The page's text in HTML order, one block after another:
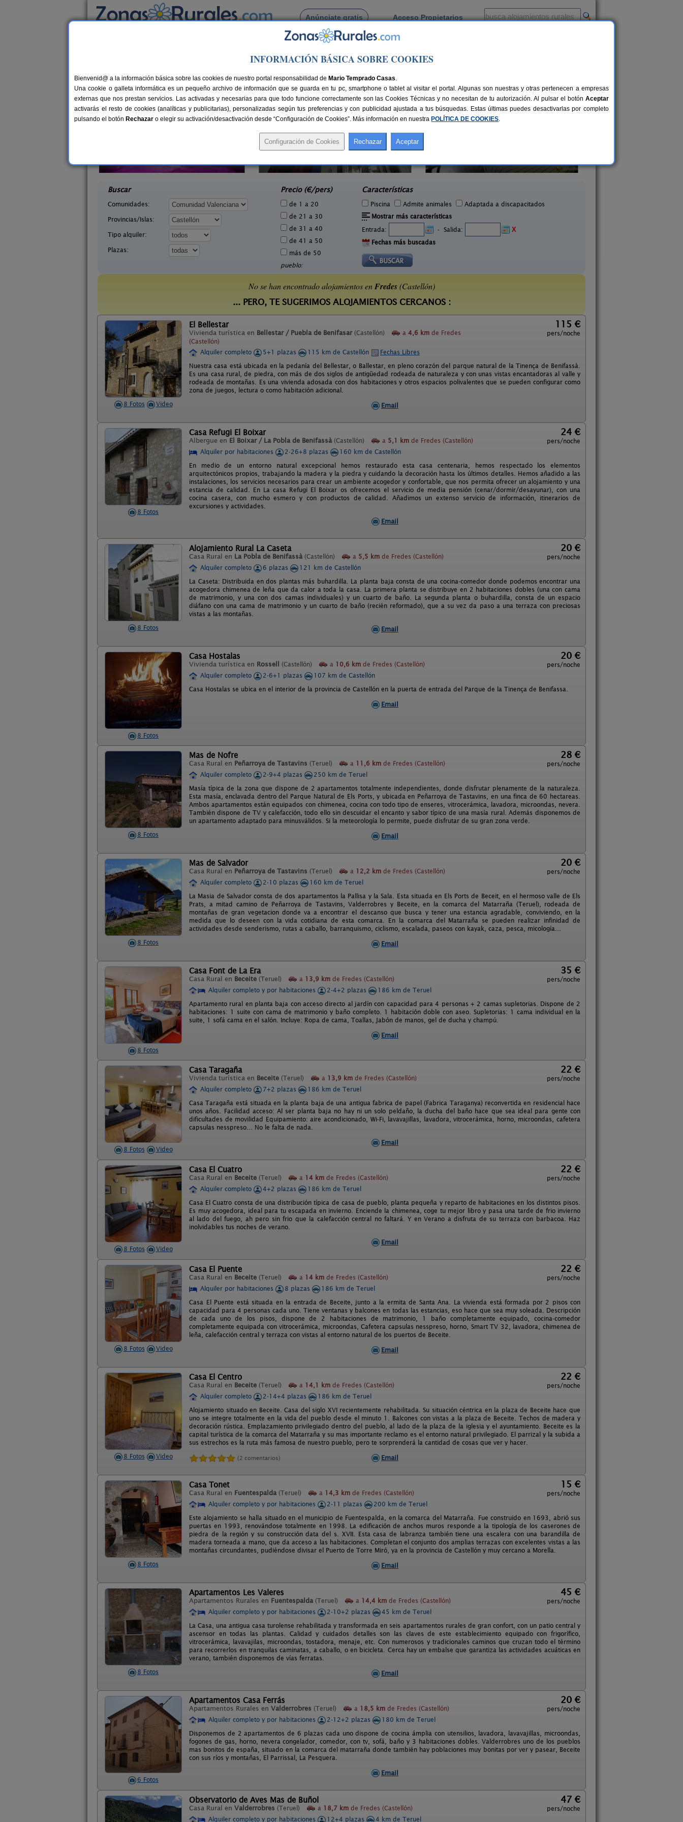
Anúnciate gratis Acceso Propietarios
Busca por pueblo
> Fredes
Casas Rurales cerca de Fredes
Font del Roser
Buscar
Comunidades:
Provincias/Islas:
Tipo alquiler:
Plazas:
Precio (€/pers)
de 1 a 20
de 21 a 30
de 31 a 40
de 41 a 50
más de 50
pueblo:
Características
Piscina Admite animales
Adaptada a discapacitados
Mostrar más características
Entrada:
- Salida:
X
Fechas más buscadas
No se han encontrado alojamientos enFredes(Castellón)
... PERO, TE SUGERIMOS ALOJAMIENTOS CERCANOS :
8 Fotos Video
El Bellestar
Vivienda turística en Bellestar / Puebla de Benifasar (Castellón) a 4,6 km de Fredes
(Castellón)
115 €
pers/noche
Alquiler completo 5+1 plazas 115 km de Castellón
Fechas Libres
Nuestra casa está ubicada en la pedanía del Bellestar, o Ballestar, en pleno corazón del parque natural de la Tinença de Benifassà.
Es una casa rural, de piedra, con más de dos siglos de antigüedad rodeada de naturaleza y con unas vistas encantadoras al valle y
rodeada de montañas. Es una vivienda adosada con dos habitaciones y otros espacios polivalentes que se pueden configurar como
zona de juegos, lectura o como habitación adicional.
Email
8 Fotos
Casa Refugi El Boixar
Albergue en El Boixar / La Pobla de Benifassà (Castellón) a 5,1 km de Fredes (Castellón)
24 €
pers/noche
Alquiler por habitaciones
2-26+8 plazas
160 km de Castellón
En medio de un entorno natural excepcional hemos restaurado esta casa centenaria, hemos respectado los elementos
arquitectónicos propios, trabajando la madera y la piedra y cuidando la decoración hasta los últimos detalles. Hemos añadido a las
instalaciones, los servicios necesarios para crear un ambiente acogedor y confortable, que nos permita ofrecer un alojamiento y una
estancia de calidad. En La casa Refugi El Boixar os ofrecemos el servicio de media pensión (cenar/dormir/desayunar), con una
cocina casera, con mucho esmero y con productos de calidad. Añadimos un extenso servicio de información, itinerarios de
excursiones y actividades.
Email
8 Fotos
Alojamiento Rural La Caseta
Casa Rural en La Pobla de Benifassà (Castellón) a 5,5 km de Fredes (Castellón)
20 €
pers/noche
Alquiler completo
6 plazas
121 km de Castellón
La Caseta: Distribuida en dos plantas más buhardilla. La planta baja consta de una cocina-comedor donde podemos encontrar una
acogedora chimenea de leña que da calor a toda la casa. La primera planta se distribuye en 2 habitaciones dobles (una con cama
de matrimonio, y una con dos camas individuales) y un cuarto de baño. La segunda planta o buhardilla, consta de un espacio
diáfano con una cama de matrimonio y un cuarto de baño (recién reformado), que a su vez da paso a una terraza con preciosas
vistas a las montañas.
Email
8 Fotos
Casa Hostalas
Vivienda turística en Rossell (Castellón) a 10,6 km de Fredes (Castellón)
20 €
pers/noche
Alquiler completo
2-6+1 plazas
107 km de Castellón
Casa Hostalas se ubica en el interior de la provincia de Castellón en la puerta de entrada del Parque de la Tinença de Benifassa.
Email
8 Fotos
Mas de Nofre
Casa Rural en Peñarroya de Tastavins (Teruel) a 11,6 km de Fredes (Castellón)
28 €
pers/noche
Alquiler completo
2-9+4 plazas
250 km de Teruel
Masía típica de la zona que dispone de 2 apartamentos totalmente independientes, donde disfrutar plenamente de la naturaleza.
Esta masía, enclavada dentro del Parque Natural de Els Ports, y ubicada en Peñarroya de Tastavins, en una finca de 60 hectareas.
Ambos apartamentos están equipados con chimenea, cocina con todo tipo de enseres, vitrocerámica, lavadora, microondas, nevera.
También dispone de TV y calefacción, todo ello sin descuidar el encanto y sabor típico de una masía rural. Además disponemos de
un apartamento adaptado para minusválidos. Si la meteorología lo permite, puede disfrutar de su gran zona verde.
Email
8 Fotos
Mas de Salvador
Casa Rural en Peñarroya de Tastavins (Teruel) a 12,2 km de Fredes (Castellón)
20 €
pers/noche
Alquiler completo
2-10 plazas
160 km de Teruel
La Masia de Salvador consta de dos apartamentos la Pallisa y la Sala. Esta situada en Els Ports de Beceit, en el hermoso valle de Els
Prats, a mitad camino de Peñarroya de Tastavins, Valderrobres y Beceite, en la comarca del Matarraña (Teruel), rodeada de
montañas de gran vegetacion donde va a encontrar el descanso que busca y tener una estancia agradable, conviviendo, en la
medida que lo deseen con la vida cotidiana de esta comarca. En la comarca del Matarraña se pueden realizar infinidad de
actividades desde senderismo, rutas a caballo, barranquismo, ciclismo, escalada, paseos con kayak, caza, pesca, micología...
Email
8 Fotos
Casa Font de La Era
Casa Rural en Beceite (Teruel) a 13,9 km de Fredes (Castellón)
35 €
pers/noche
Alquiler completo y por habitaciones
2-4+2 plazas
186 km de Teruel
Apartamento rural en planta baja con acceso directo al jardín con capacidad para 4 personas + 2 camas supletorias. Dispone de 2
habitaciones: 1 suite con cama de matrimonio y baño completo. 1 habitación doble con aseo. Supletorias: 1 cama individual en la
suite, 1 sofá cama en el salón. Incluye: Ropa de cama, Toallas, Jabón de manos, gel de ducha y champú.
Email
8 Fotos Video
Casa Taragaña
Vivienda turística en Beceite (Teruel) a 13,9 km de Fredes (Castellón)
22 €
pers/noche
Alquiler completo
7+2 plazas
186 km de Teruel
Casa Taragaña está situada en la planta baja de una antigua fabrica de papel (Fabrica Taraganya) reconvertida en residencial hace
unos años. Facilidad acceso: Al ser planta baja no hay ni un solo peldaño, la ducha del baño hace que sea ideal para gente con
dificultades de movilidad Equipamiento: aire acondicionado, Wi-Fi, lavavajillas, lavadora, vitrocerámica, horno, microondas, cafetera
capsulas nesspreso... No le falta de nada.
Email
8 Fotos Video
Casa El Cuatro
Casa Rural en Beceite (Teruel) a 14 km de Fredes (Castellón)
22 €
pers/noche
Alquiler completo
4+2 plazas
186 km de Teruel
Casa El Cuatro consta de una distribución típica de casa de pueblo, planta pequeña y reparto de habitaciones en los distintos pisos.
Es muy acogedora, ideal para tu escapada en invierno. Enciende la chimenea, coge tu mejor libro y pasa una tarde de frio invierno
al lado del fuego, ah pero sin frio que la calefacción central no faltará. Y en Verano a disfruta de su terraza con barbacoa. Haz
inolvidables tus noches de verano.
Email
8 Fotos Video
Casa El Puente
Casa Rural en Beceite (Teruel) a 14 km de Fredes (Castellón)
22 €
pers/noche
Alquiler por habitaciones
8 plazas
186 km de Teruel
Casa El Puente está situada en la entrada de Beceite, junto a la ermita de Santa Ana. La vivienda está formada por 2 pisos con
capacidad para 4 personas cada uno. Tiene ventanas y balcones en todas las estancias, eso hace que sea muy soleada. Descripción
de cada uno de los pisos, dispone de 2 habitaciones de matrimonio, 1 baño completamente equipado, cocina-comedor
completamente equipada con vitrocerámica, microondas, Cafetera capsulas nesspreso, horno, Smart TV 32, lavadora, chimenea de
leña, calefacción central y terraza con vistas al entorno natural de los puertos de Beceite.
Email
8 Fotos Video
Casa El Centro
Casa Rural en Beceite (Teruel) a 14,1 km de Fredes (Castellón)
22 €
pers/noche
Alquiler completo
2-14+4 plazas
186 km de Teruel
Alojamiento situado en Beceite. Casa del siglo XVI recientemente rehabilitada. Su situación céntrica en la plaza de Beceite hace que
uno se integre totalmente en la vida del pueblo desde el minuto 1. Balcones con vistas a la plaza de Beceite. Techos de madera y
decoración rústica. Emplazamiento privilegiado dentro del pueblo, al lado de la plaza de la iglesia y el ayuntamiento. Beceite es la
capital turística de la comarca del Matarraña y su mas importante reclamo es el entorno natural privilegiado. El parrizal y la subida a
sus estrechos es la ruta más famosa de nuestro pueblo, pero te sorprenderá la cantidad de cosas que ver y hacer.
(2 comentarios) Email
8 Fotos
Casa Tonet
Casa Rural en Fuentespalda (Teruel) a 14,3 km de Fredes (Castellón)
15 €
pers/noche
Alquiler completo y por habitaciones
2-11 plazas
200 km de Teruel
Este alojamiento se halla situado en el municipio de Fuentespalda, en la comarca del Matarraña. Fue construido en 1693, abrió sus
puertas en 1993, renovándose totalmente en 1998. La edificación de anchos muros responde a la tipología de los caserones de
piedra de la región y su construcción data del s. XVII. Esta casa de labranza también tiene una escalera con una barandilla de
madera torneada a mano, que da acceso a las habitaciones. Completan el conjunto dos amplias terrazas con excelentes vistas a las
montañas circundantes, pudiéndose divisar el Puerto de Torre Miró, ya en la provincia de Castellón y muy cercano a Morella.
Email
8 Fotos
Apartamentos Les Valeres
Apartamentos Rurales en Fuentespalda (Teruel) a 14,4 km de Fredes (Castellón)
45 €
pers/noche
Alquiler completo y por habitaciones
2-10+2 plazas
45 km de Teruel
La Casa, una antigua casa turolense rehabilitada y transformada en seis apartamentos rurales de gran confort, con un patio central y
ascensor en todas las plantas. Calidad y cuidados detalles son las claves de este establecimiento equipado con frigorífico,
vitrocerámica, lavavajilas, microondas, tostadora, menaje, etc. Con numerosos y tradicionales caminos que cruzan todo el término
para recorrerlos en tranquilas caminatas, a caballo, o en bicicleta. Cerca hay un embalse que garantiza las actividades acuáticas en
verano, también disponemos de vías ferratas.
Email
6 Fotos
Apartamentos Casa Ferrás
Apartamentos Rurales en Valderrobres (Teruel) a 18,5 km de Fredes (Castellón)
20 €
pers/noche
Alquiler completo y por habitaciones
2-12+2 plazas
180 km de Teruel
Disponemos de 2 apartamentos de 6 plazas cada uno dispone de cocina ámplia con utensilios, lavadora, lavavajillas, microondas,
fogones de gas, horno, nevera congelador, comedor, con tv, sofá, baño y 3 habitaciones dobles. Valderrobres uno de los pueblos
mas bonitos de españa, situado en la comarca del matarraña donde también hay poblaciones muy bonitas por ver y pasear, Beceite
con sus ríos y montañas, El Parrissal, La Pesquera.
Email
Observatorio de Aves Mas de Buñol
Casa Rural en Valderrobres (Teruel) a 18,7 km de Fredes (Castellón)
47 €
pers/noche
Alquiler completo y por habitaciones
12+4 plazas 4 km de Teruel
INFORMACIÓN BÁSICA SOBRE COOKIES
Bienvenid@ a la información básica sobre las cookies de nuestro portal responsabilidad de Mario Temprado Casas.
Una cookie o galleta informática es un pequeño archivo de información que se guarda en tu pc, smartphone o tablet al visitar el portal. Algunas son nuestras y otras pertenecen a empresas
externas que nos prestan servicios. Las activadas y necesarias para que todo funcione correctamente son las Cookies Técnicas y no necesitan de tu autorización. Al pulsar el botón Aceptar
activarás el resto de cookies (analíticas y publicitarias), personalizadas según tus preferencias y con publicidad ajustada a tus búsquedas. Estas últimas puedes desactivarlas por completo
pulsando el botón Rechazar o elegir su activación/desactivación desde “Configuración de Cookies”. Más información en nuestra POLÍTICA DE COOKIES.